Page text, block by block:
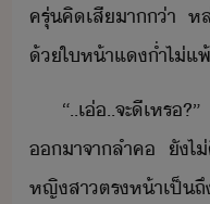
ครุ่คิ​เสีา​​่า​
้​ให้า​แ่ำ​ไ่​แ
“​..​เ่​..​จะ​ี​เหร
า​จา​ลำค​ ​ั​ไ
หญิสา​ตรห้า​เป็​